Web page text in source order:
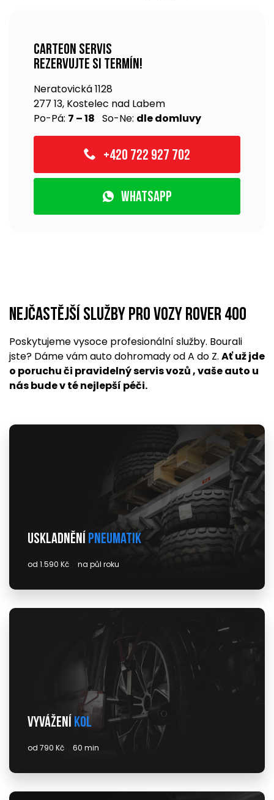
Carteon servis
rezervujte si termín!
Neratovická 1128
277 13, Kostelec nad Labem
Po-Pá: 7 – 18 So-Ne: dle domluvy
+420 722 927 702
WhatsApp
Nejčastější služby pro vozy Rover 400
Poskytujeme vysoce profesionální služby. Bourali
jste? Dáme vám auto dohromady od A do Z. Ať už jde
o poruchu či pravidelný servis vozů , vaše auto u
nás bude v té nejlepší péči.
Uskladnění pneumatik
od 1.590 Kč na půl roku
Vyvážení kol
od 790 Kč 60 min